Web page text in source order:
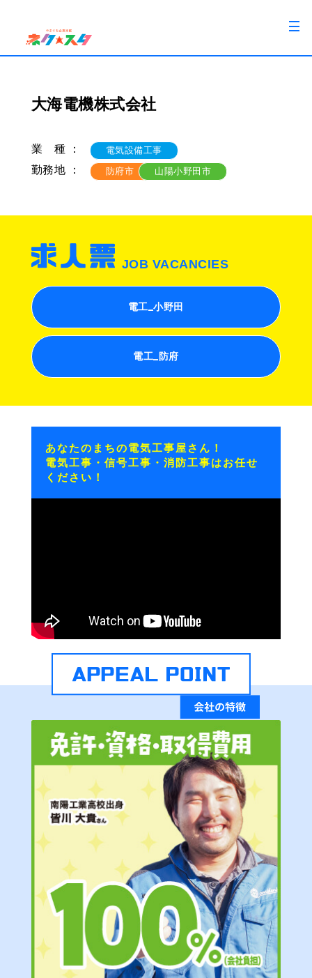
大海電機株式会社
業 種 ： 電気設備工事
勤務地 ： 防府市 山陽小野田市
JOB VACANCIES
電工_小野田
電工_防府
あなたのまちの電気工事屋さん！
電気工事・信号工事・消防工事はお任せ
ください！